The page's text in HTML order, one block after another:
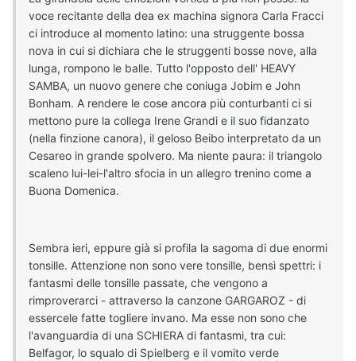
voce recitante della dea ex machina signora Carla Fracci
ci introduce al momento latino: una struggente bossa
nova in cui si dichiara che le struggenti bosse nove, alla
lunga, rompono le balle. Tutto l'opposto dell' HEAVY
SAMBA, un nuovo genere che coniuga Jobim e John
Bonham. A rendere le cose ancora più conturbanti ci si
mettono pure la collega Irene Grandi e il suo fidanzato
(nella finzione canora), il geloso Beibo interpretato da un
Cesareo in grande spolvero. Ma niente paura: il triangolo
scaleno lui-lei-l'altro sfocia in un allegro trenino come a
Buona Domenica.
Sembra ieri, eppure già si profila la sagoma di due enormi
tonsille. Attenzione non sono vere tonsille, bensì spettri: i
fantasmi delle tonsille passate, che vengono a
rimproverarci - attraverso la canzone GARGAROZ - di
essercele fatte togliere invano. Ma esse non sono che
l'avanguardia di una SCHIERA di fantasmi, tra cui:
Belfagor, lo squalo di Spielberg e il vomito verde